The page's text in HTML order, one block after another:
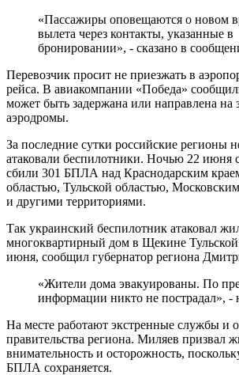
«Пассажиры оповещаются о новом
вылета через контакты, указанные в
бронировании», - сказано в
Перевозчик просит не приезжать в
рейса. В авиакомпании «Победа»
может быть задержана или направлена на
аэродромы.
За последние сутки российские регионы
атаковали беспилотники. Ночью 22 июня
сбили 301 БПЛА над Краснодарским
областью, Тульской областью,
и другими территориями.
Так украинский беспилотник атаковал
многоквартирный дом в Щекине Тульской
июня, сообщил губернатор региона
«Жители дома эвакуированы. По
информации никто не пострадал», -
На месте работают экстренные службы и
правительства региона. Миляев призвал
внимательность и осторожность,
БПЛА сохраняется.